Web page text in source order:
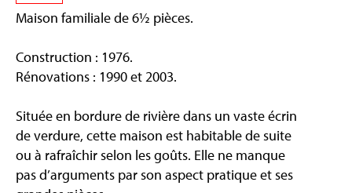
Maison familiale de 6½ pièces.
Construction : 1976.
Rénovations : 1990 et 2003.
Située en bordure de rivière dans un vaste écrin
de verdure, cette maison est habitable de suite
ou à rafraîchir selon les goûts. Elle ne manque
pas d’arguments par son aspect pratique et ses